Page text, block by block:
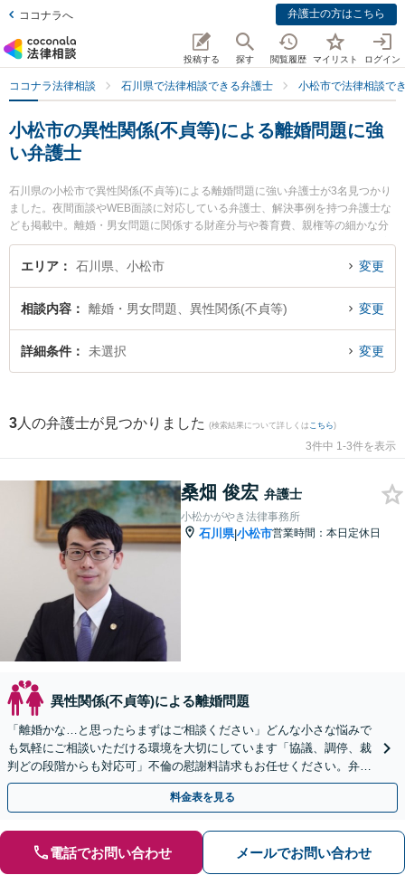
ココナラへ 弁護士の方はこちら
投稿する 探す 閲覧履歴 マイリスト ログイン
ココナラ法律相談 石川県で法律相談できる弁護士 小松市で法律相談で
小松市の異性関係(不貞等)による離婚問題に強
い弁護士
石川県の小松市で異性関係(不貞等)による離婚問題に強い弁護士が3名見つかり
ました。夜間面談やWEB面談に対応している弁護士、解決事例を持つ弁護士な
ども掲載中。離婚・男女問題に関係する財産分与や養育費、親権等の細かな分
野での絞り込み検索もでき便利です。特に小松かがやき法律事務所の桑畑 俊宏
弁護士や吉田裕介法律事務所の吉田 裕介弁護士、弁護士法人出口法律事務所の
ルを今すぐに弁護士に相談したい』『異性関係(不貞等)による離婚問題のトラブ
ル解決の実績豊富な近くの弁護士を検索したい』『初回相談無料で異性関係(不
貞等)による離婚問題を法律相談できる小松市内の弁護士に相談予約したい』な
エリア 石川県、小松市 変更
相談内容 離婚・男女問題、異性関係(不貞等) 変更
詳細条件 未選択 変更
3 人の弁護士が見つかりました (検索結果について詳しくは こちら)
3件中 1-3件を表示
桑畑 俊宏 弁護士
小松かがやき法律事務所
石川県|小松市営業時間：本日定休日
異性関係(不貞等)による離婚問題
「離婚かな…と思ったらまずはご相談ください」どんな小さな悩みで
も気軽にご相談いただける環境を大切にしています「協議、調停、裁
判どの段階からも対応可」不倫の慰謝料請求もお任せください。弁護
士はあなたの身近な相談相手です【完全個室｜駐車場あり】
料金表を見る
電話でお問い合わせ メールでお問い合わせ